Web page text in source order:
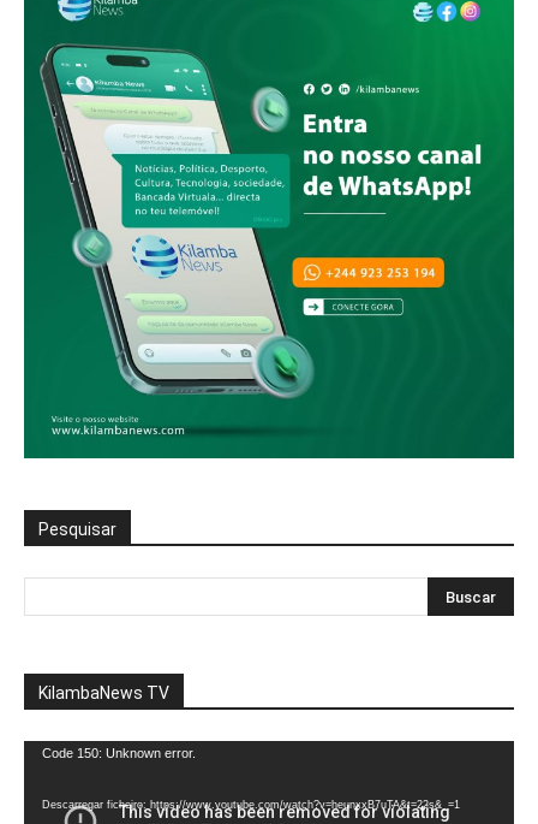
Pesquisar
KilambaNews TV
Reprodutor
vídeo
Code 150: Unknown error.
Descarregar ficheiro: https://www.youtube.com/watch?v=heunxxB7uTA&t=22s&_=1